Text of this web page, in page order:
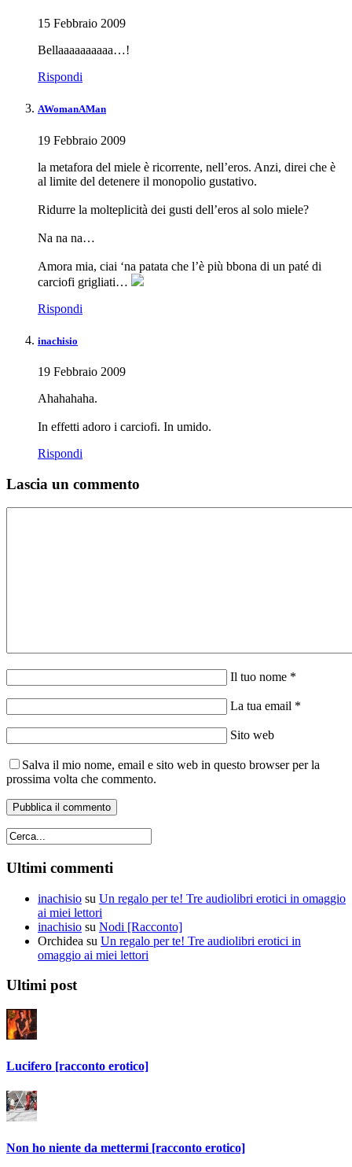
15 Febbraio 2009
Bellaaaaaaaaaa…!
Rispondi
AWomanAMan
19 Febbraio 2009
la metafora del miele è ricorrente, nell’eros. Anzi, direi che è
al limite del detenere il monopolio gustativo.
Ridurre la molteplicità dei gusti dell’eros al solo miele?
Na na na…
Amora mia, ciai ‘na patata che l’è più bbona di un paté di
carciofi grigliati…
Rispondi
inachisio
19 Febbraio 2009
Ahahahaha.
In effetti adoro i carciofi. In umido.
Rispondi
Lascia un commento
Il tuo nome *
La tua email *
Sito web
Salva il mio nome, email e sito web in questo browser per la
prossima volta che commento.
Ultimi commenti
inachisio su Un regalo per te! Tre audiolibri erotici in omaggio
ai miei lettori
inachisio su Nodi [Racconto]
Orchidea su Un regalo per te! Tre audiolibri erotici in
omaggio ai miei lettori
Ultimi post
Lucifero [racconto erotico]
Non ho niente da mettermi [racconto erotico]